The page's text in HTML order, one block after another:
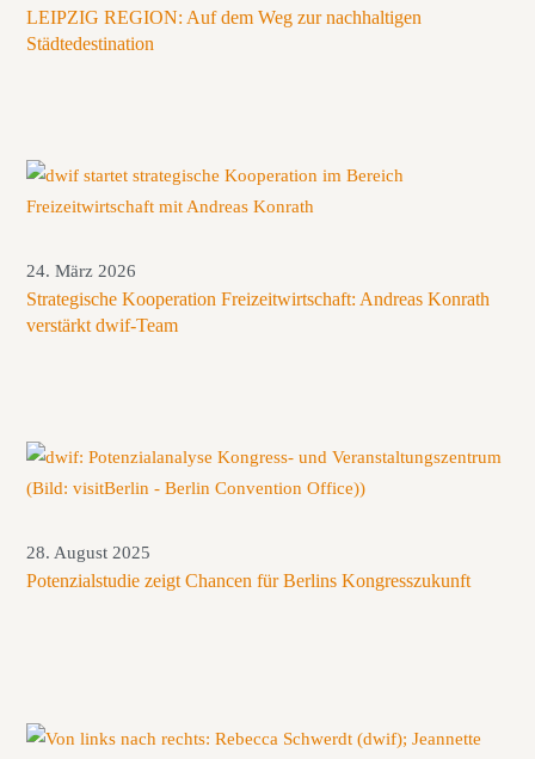
LEIPZIG REGION: Auf dem Weg zur nachhaltigen
Städtedestination
24. März 2026
Strategische Kooperation Freizeitwirtschaft: Andreas Konrath
verstärkt dwif-Team
28. August 2025
Potenzialstudie zeigt Chancen für Berlins Kongresszukunft